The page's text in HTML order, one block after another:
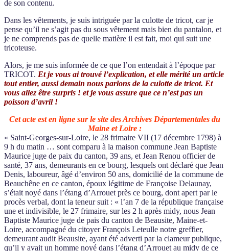
de son contenu.
Dans les vêtements, je suis intriguée par la culotte de tricot, car je
pense qu’il ne s’agit pas du sous vêtement mais bien du pantalon, et
je ne comprends pas de quelle matière il est fait, moi qui suit une
tricoteuse.
Alors, je me suis informée de ce que l’on entendait à l’époque par
TRICOT. Et je vous ai trouvé l’explication, et elle mérité un article
tout entier, aussi demain nous parlons de la culotte de tricot. Et
vous allez être surpris ! et je vous assure que ce n’est pas un
poisson d’avril !
Cet acte est en ligne sur le site des Archives Départementales du
Maine et Loire :
« Saint-Georges-sur-Loire, le 28 frimaire VII (17 décembre 1798) à
9 h du matin … sont comparu à la maison commune Jean Baptiste
Maurice juge de paix du canton, 39 ans, et Jean Renou officier de
santé, 37 ans, demeurants en ce bourg, lesquels ont déclaré que Jean
Denis, laboureur, âgé d’environ 50 ans, domicilié de la commune de
Beauchêne en ce canton, époux légitime de Françoise Delaunay,
s’était noyé dans l’étang d’Arrouet près ce bourg, dont apert par le
procès verbal, dont la teneur suit : « l’an 7 de la république française
une et indivisible, le 27 frimaire, sur les 2 h après midy, nous Jean
Baptiste Maurice juge de pais du canton de Beausite, Maine-et-
Loire, accompagné du citoyer François Leteulle notre greffier,
demeurant audit Beausite, ayant été adverti par la clameur publique,
qu’il y avait un homme noyé dans l’étang d’Arrouet au midy de ce